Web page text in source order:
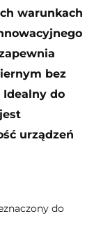
warunkach
bez
Idealny do
urządzeń
do